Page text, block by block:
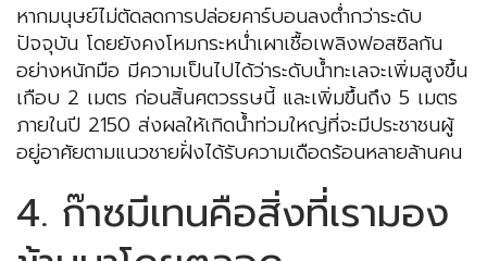
หากมนุษย์ไม่ตัดลดการปล่อยคาร์บอนลงต่ำกว่าระดับ
ปัจจุบัน โดยยังคงโหมกระหน่ำเผาเชื้อเพลิงฟอสซิลกัน
อย่างหนักมือ มีความเป็นไปได้ว่าระดับน้ำทะเลจะเพิ่มสูงขึ้น
เกือบ 2 เมตร ก่อนสิ้นศตวรรษนี้ และเพิ่มขึ้นถึง 5 เมตร
ภายในปี 2150 ส่งผลให้เกิดน้ำท่วมใหญ่ที่จะมีประชาชนผู้
อยู่อาศัยตามแนวชายฝั่งได้รับความเดือดร้อนหลายล้านคน
4. ก๊าซมีเทนคือสิ่งที่เรามอง